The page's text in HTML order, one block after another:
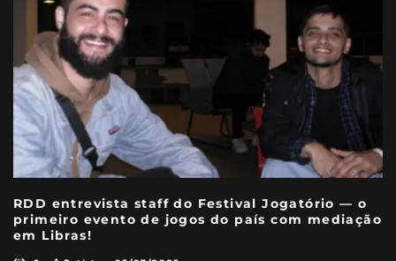
RDD entrevista staff do Festival Jogatório — o
primeiro evento de jogos do país com mediação
em Libras!